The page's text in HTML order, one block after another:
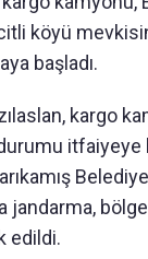
köyü
başladı.
kargo
itfaiyeye
jandarma,
edildi.